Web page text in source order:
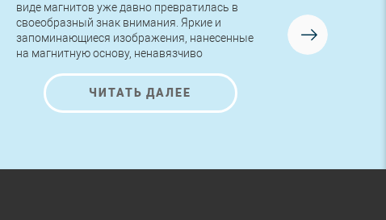
виде магнитов уже давно превратилась в
своеобразный знак внимания. Яркие и
запоминающиеся изображения, нанесенные
на магнитную основу, ненавязчиво
на них информацией и полюбоваться на
красивые рисунки.ЧИТАТЬ ДАЛЕЕ
логотипом!
изготовлена
AutoNova-D.